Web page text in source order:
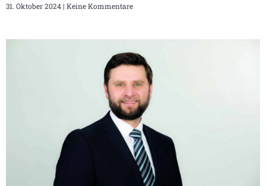
31. Oktober 2024 Keine Kommentare